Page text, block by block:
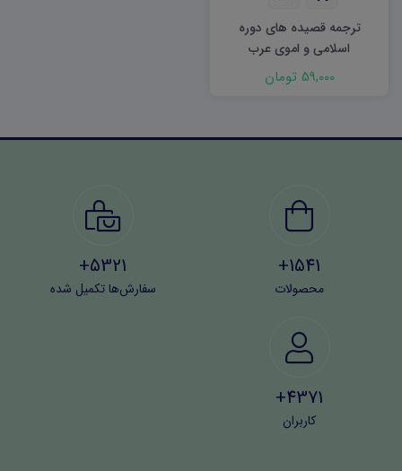
ترجمه قصیده های دوره
اسلامی و اموی عرب
59,000 تومان
1541+
محصولات
5321+
سفارش‌ها تکمیل شده
4371+
کاربران